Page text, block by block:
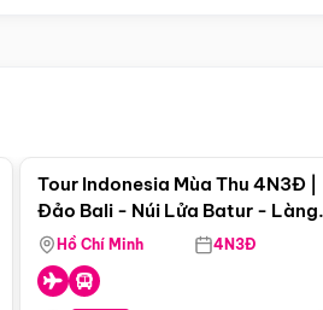
Tour Indonesia Mùa Thu 4N3Đ |
Đảo Bali - Núi Lửa Batur - Làng
Penglipuran
Hồ Chí Minh 4N3Đ